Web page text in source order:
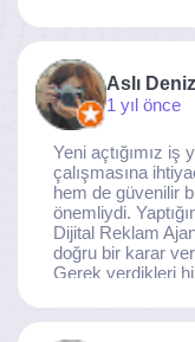
Aslı Deniz
1 yıl önce
Yeni açtığımız iş
çalışmasına
hem de güvenilir
önemliydi.
Dijital Reklam
doğru bir karar
Gerek verdikleri
noktaya ulaştı.